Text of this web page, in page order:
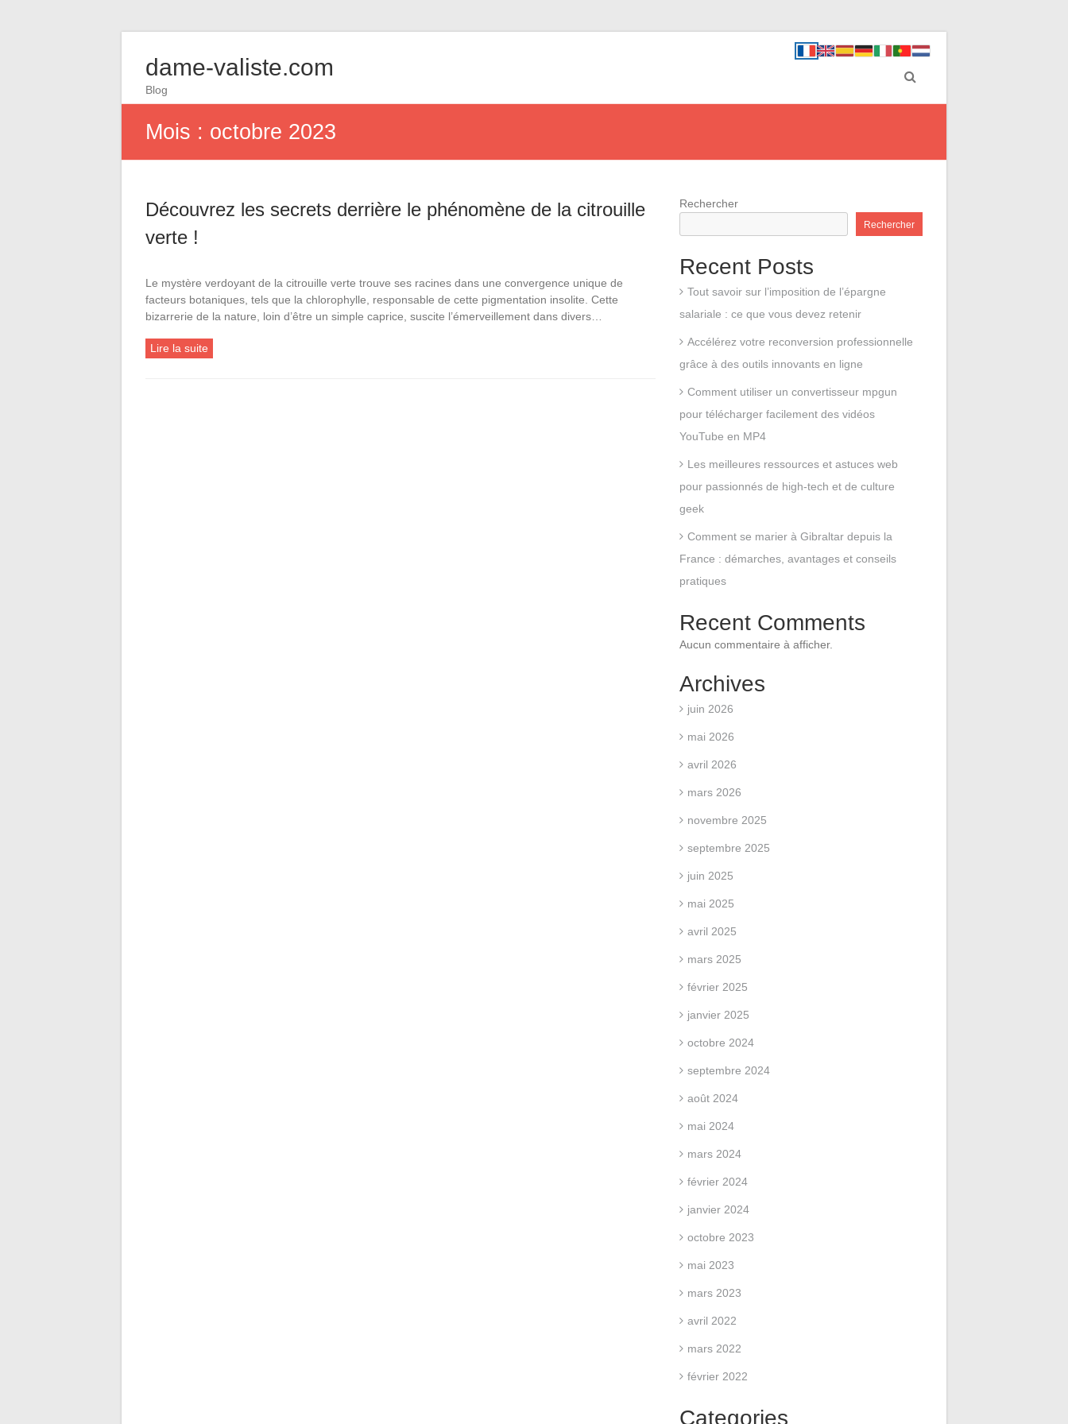
dame-valiste.com
Blog
Mois : octobre 2023
Découvrez les secrets derrière le phénomène de la citrouille
verte !
Le mystère verdoyant de la citrouille verte trouve ses racines dans une convergence unique de
facteurs botaniques, tels que la chlorophylle, responsable de cette pigmentation insolite. Cette
bizarrerie de la nature, loin d’être un simple caprice, suscite l’émerveillement dans divers…
Lire la suite
Rechercher
Rechercher
Recent Posts
Tout savoir sur l’imposition de l’épargne
salariale : ce que vous devez retenir
Accélérez votre reconversion professionnelle
grâce à des outils innovants en ligne
Comment utiliser un convertisseur mpgun
pour télécharger facilement des vidéos
YouTube en MP4
Les meilleures ressources et astuces web
pour passionnés de high-tech et de culture
geek
Comment se marier à Gibraltar depuis la
France : démarches, avantages et conseils
pratiques
Recent Comments
Aucun commentaire à afficher.
Archives
juin 2026
mai 2026
avril 2026
mars 2026
novembre 2025
septembre 2025
juin 2025
mai 2025
avril 2025
mars 2025
février 2025
janvier 2025
octobre 2024
septembre 2024
août 2024
mai 2024
mars 2024
février 2024
janvier 2024
octobre 2023
mai 2023
mars 2023
avril 2022
mars 2022
février 2022
Categories